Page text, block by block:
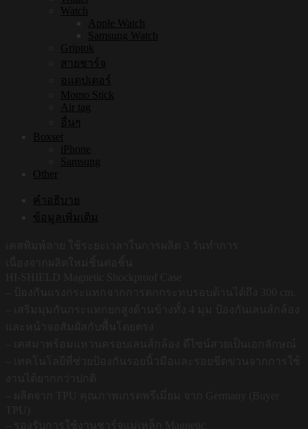
Watch
Apple Watch
Samsung Watch
Griptok
สายชาร์จ
อแดปเตอร์
Momo Stick
Air tag
อื่นๆ
Boxset
iPhone
Samsung
Other
คำอธิบาย
ข้อมูลเพิ่มเติม